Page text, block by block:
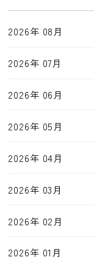
2026年 08月
2026年 07月
2026年 06月
2026年 05月
2026年 04月
2026年 03月
2026年 02月
2026年 01月